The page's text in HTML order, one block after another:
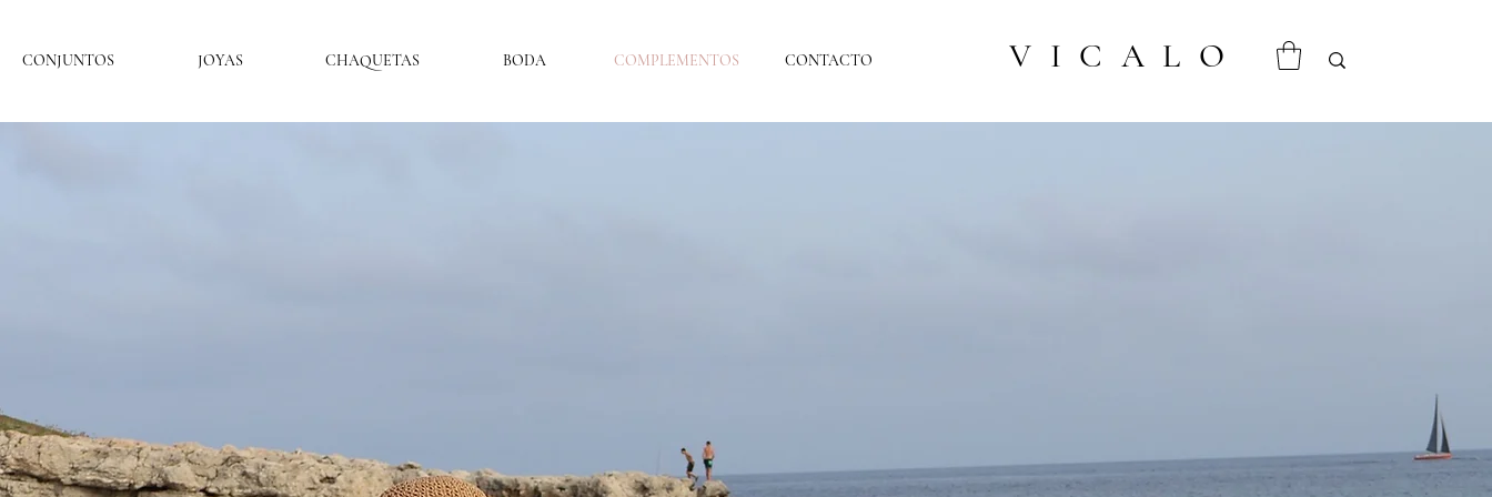
CONJUNTOS JOYAS CHAQUETAS BODA COMPLEMENTOS CONTACTO VICALO